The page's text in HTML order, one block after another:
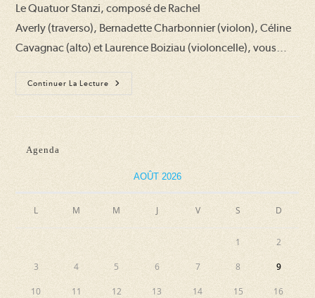
Le Quatuor Stanzi, composé de Rachel
Averly (traverso), Bernadette Charbonnier (violon), Céline
Cavagnac (alto) et Laurence Boiziau (violoncelle), vous…
Continuer La Lecture
Quatuor
Stanzi
Agenda
AOÛT 2026
L M M J V S D
1 2
3 4 5 6 7 8 9
10 11 12 13 14 15 16